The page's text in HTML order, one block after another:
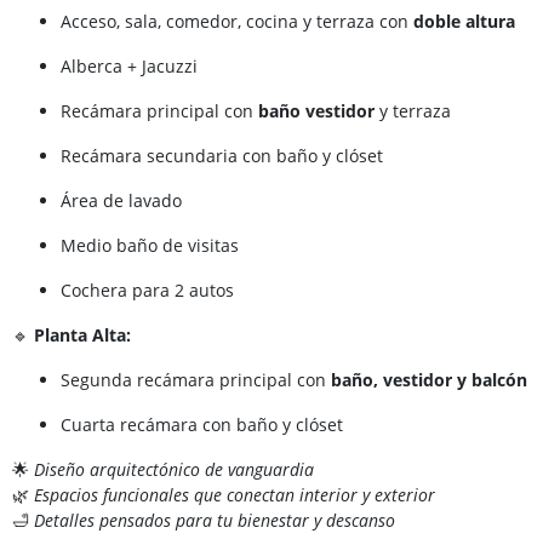
Acceso, sala, comedor, cocina y terraza con doble altura
Alberca + Jacuzzi
Recámara principal con baño vestidor y terraza
Recámara secundaria con baño y clóset
Área de lavado
Medio baño de visitas
Cochera para 2 autos
🔹 Planta Alta:
Segunda recámara principal con baño, vestidor y balcón
Cuarta recámara con baño y clóset
🌟 Diseño arquitectónico de vanguardia
🌿 Espacios funcionales que conectan interior y exterior
🛁 Detalles pensados para tu bienestar y descanso